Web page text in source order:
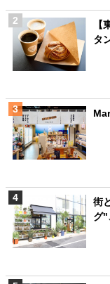
【
タ
街
グ"